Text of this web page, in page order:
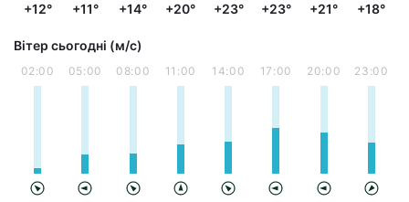
+12° +11° +14° +20° +23° +23° +21° +18°
Вітер сьогодні (м/с)
02:00 05:00 08:00 11:00 14:00 17:00 20:00 23:00